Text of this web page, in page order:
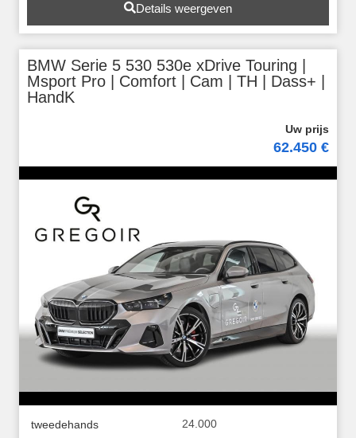
Details weergeven
BMW Serie 5 530 530e xDrive Touring |
Msport Pro | Comfort | Cam | TH | Dass+ |
HandK
62.450 €
tweedehands
24.000